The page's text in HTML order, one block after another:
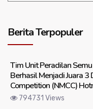
Berita Terpopuler
Tim Unit Peradilan Semu
Berhasil Menjadi Juara
Competition (NMCC)
794731 Views